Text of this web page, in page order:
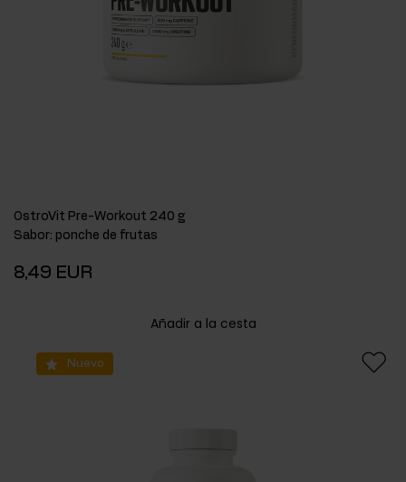
OstroVit Pre-Workout 240 g
Sabor: ponche de frutas
8,49 EUR
Añadir a la cesta
Nuevo